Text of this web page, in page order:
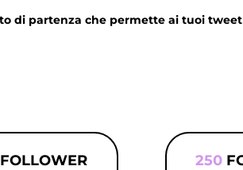
di partenza che permette ai tuoi
250